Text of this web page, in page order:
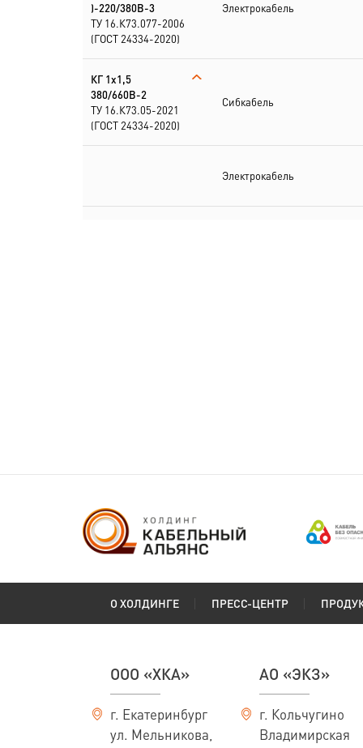
)-220/380В-3
ТУ 16.К73.077-2006
(ГОСТ 24334-2020)
Электрокабель
КГ 1х1,5
380/660В-2
ТУ 16.К73.05-2021
(ГОСТ 24334-2020)
Сибкабель
Электрокабель
О ХОЛДИНГЕ ПРЕСС-ЦЕНТР
ООО «ХКА»
г. Екатеринбург
ул. Мельникова,
АО «ЭКЗ»
г. Кольчугино
Владимирская